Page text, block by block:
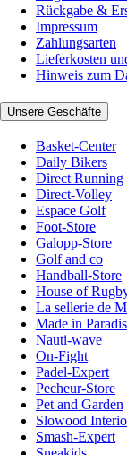
Rückgabe &
Impressum
Zahlungsarten
Lieferkosten
Hinweis zum
Unsere Geschäfte
Basket-Center
Daily Bikers
Direct Running
Direct-Volley
Espace Golf
Foot-Store
Galopp-Store
Golf and co
Handball-Store
House of
La sellerie de
Made in Paradis
Nauti-wave
On-Fight
Padel-Expert
Pecheur-Store
Pet and Garden
Slowood
Smash-Expert